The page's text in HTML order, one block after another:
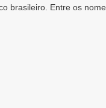
brasileiro. Entre os